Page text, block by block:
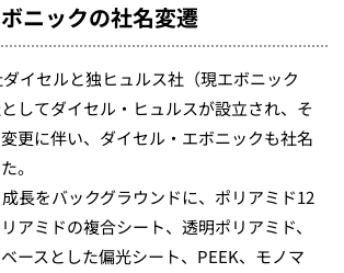
ニックの社名変遷
イセルと独ヒュルス社（現エボニック
してダイセル・ヒュルスが設立され、そ
更に伴い、ダイセル・エボニックも社名
。
長をバックグラウンドに、ポリアミド12
アミドの複合シート、透明ポリアミド、
ースとした偏光シート、PEEK、モノマ